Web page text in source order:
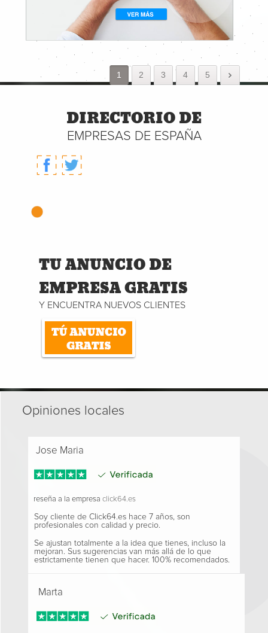
1 2 3 4 5
DIRECTORIO DE
EMPRESAS DE ESPAÑA
TU ANUNCIO DE
EMPRESA GRATIS
Y ENCUENTRA NUEVOS CLIENTES
Opiniones locales
Jose Maria
reseña a la empresa click64.es
Soy cliente de Click64.es hace 7 años, son
profesionales con calidad y precio.
Se ajustan totalmente a la idea que tienes, incluso la
mejoran. Sus sugerencias van más allá de lo que
estrictamente tienen que hacer. 100% recomendados.
Marta